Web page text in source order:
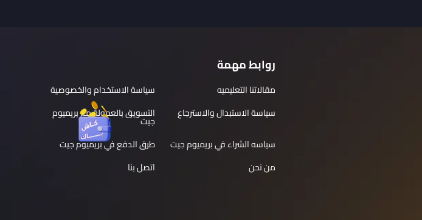
روابط مهمة
مقالاتنا التعليميه
سياسة الاستخدام والخصوصية
سياسة الاستبدال والاسترجاع
التسويق بالعمولة مع بريميوم
جيت
سياسه الشراء في بريميوم جيت
طرق الدفع في بريميوم جيت
من نحن
اتصل بنا